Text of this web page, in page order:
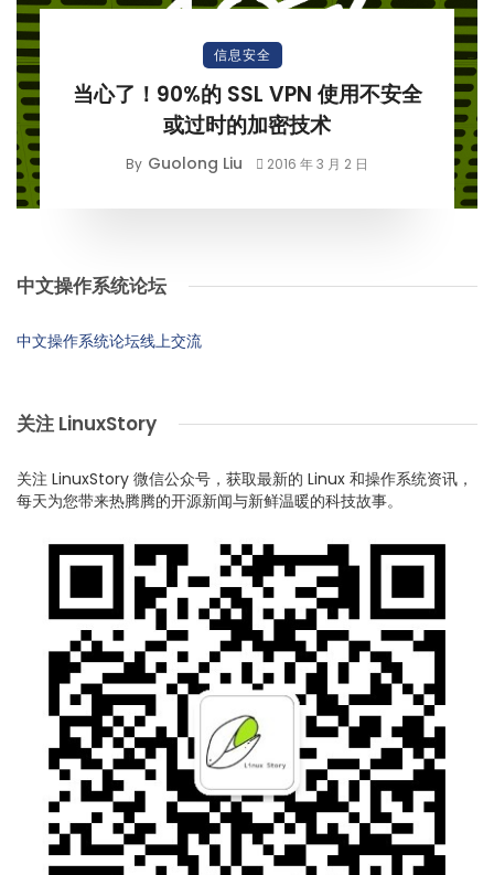
信息安全
当心了！90%的 SSL VPN 使用不安全
或过时的加密技术
By Guolong Liu 2016 年 3 月 2 日
中文操作系统论坛
中文操作系统论坛线上交流
关注 LinuxStory
关注 LinuxStory 微信公众号，获取最新的 Linux 和操作系统资讯，
每天为您带来热腾腾的开源新闻与新鲜温暖的科技故事。